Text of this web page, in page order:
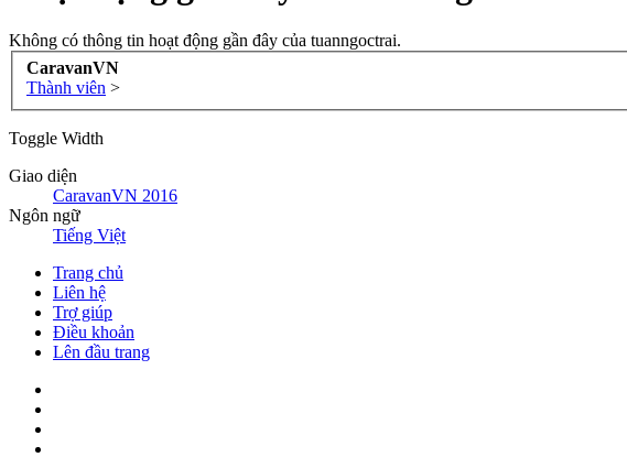
Không có thông tin hoạt động gần đây của tuanngoctrai.
CaravanVN
Thành viên >
Toggle Width
Giao diện
CaravanVN 2016
Ngôn ngữ
Tiếng Việt
Trang chủ
Liên hệ
Trợ giúp
Điều khoản
Lên đầu trang